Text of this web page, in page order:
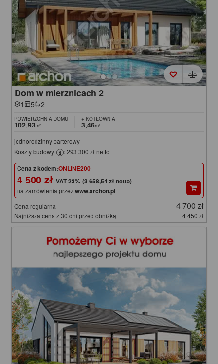
Dom w mierznicach 2
1 5 2
POWIERZCHNIA DOMU
102,93m²
+ KOTŁOWNIA
3,46m²
jednorodzinny parterowy
Koszty budowy
: 293 300 zł netto
Cena z kodem:ONLINE200
4 500 zł (3 658,54 zł netto)
na zamówienia przezwww.archon.pl
Cena regularna 4 700 zł
Najniższa cena z 30 dni przed obniżką 4 450 zł